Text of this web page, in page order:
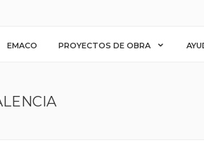
EMACO PROYECTOS DE OBRA